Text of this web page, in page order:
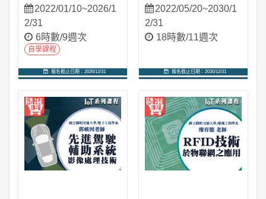
2022/01/10~2026/1
2/31
6時數/9週次
自學課程
報名截止日期：2026/12/31
2022/05/20~2030/1
2/31
18時數/11週次
報名截止日期：2030/12/31